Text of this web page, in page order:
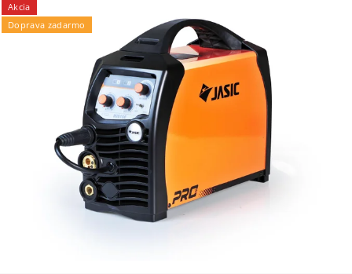
Akcia
Doprava zadarmo